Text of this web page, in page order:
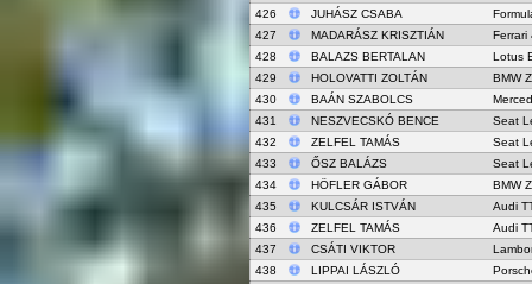
426
JUHÁSZ CSABA
427
MADARÁSZ KRISZTIÁN
Ferrari
428
BALAZS BERTALAN
Lotus
429
HOLOVATTI ZOLTÁN
BMW
430
BAÁN SZABOLCS
431
NESZVECSKÓ BENCE
Seat
432
ZELFEL TAMÁS
Seat
433
ŐSZ BALÁZS
Seat
434
HÖFLER GÁBOR
BMW
435
KULCSÁR ISTVÁN
Audi
436
ZELFEL TAMÁS
Audi
437
CSÁTI VIKTOR
438
LIPPAI LÁSZLÓ